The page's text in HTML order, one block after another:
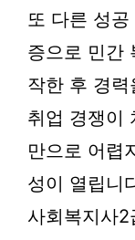
또 다른 성
증으로 민간
작한 후 경
취업 경쟁이
만으로 어렵
성이 열립니
사회복지사